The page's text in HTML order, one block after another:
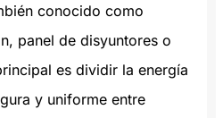
conocido como
panel de disyuntores o
es dividir la energía
y uniforme entre